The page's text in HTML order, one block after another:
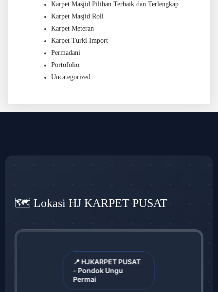
Karpet Masjid Pilihan Terbaik dan Terlengkap
Karpet Masjid Roll
Karpet Meteran
Karpet Turki Import
Permadani
Portofolio
Uncategorized
🗺️ Lokasi HJ KARPET PUSAT
📍 HJKARPET PUSAT
- Pondok Ungu
Permai